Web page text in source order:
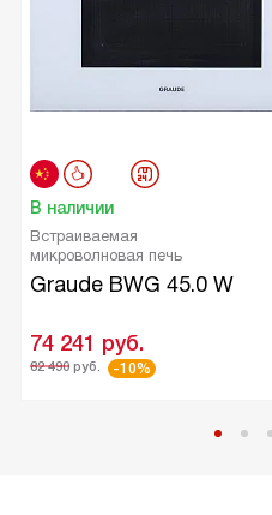
В наличии
Встраиваемая
микроволновая печь
Graude BWG 45.0 W
74 241 руб.
82 490 руб. -10%